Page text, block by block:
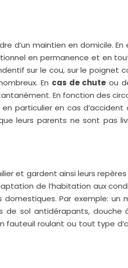
d’un maintien en domicile.
en permanence et en
sur le cou, sur le poignet
En cas de chute ou
En fonction des
particulier en cas d’accident
leurs parents ne sont pas
et gardent ainsi leurs
de l’habitation aux
Par exemple: un
sol antidérapants, douche
fauteuil roulant ou tout type